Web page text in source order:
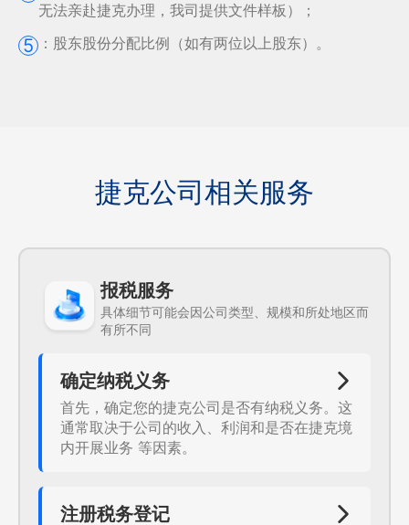
无法亲赴捷克办理，我司提供文件样板）；
5 ： 股东股份分配比例（如有两位以上股东）。
捷克公司相关服务
报税服务
具体细节可能会因公司类型、规模和所处地区而
有所不同
确定纳税义务
首先，确定您的捷克公司是否有纳税义务。这
通常取决于公司的收入、利润和是否在捷克境
内开展业务 等因素。
注册税务登记